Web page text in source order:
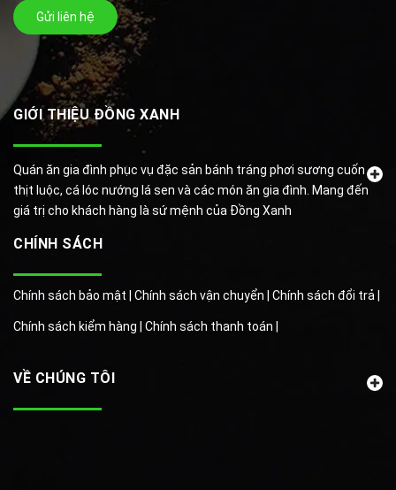
Gửi liên hệ
GIỚI THIỆU ĐỒNG XANH
Quán ăn gia đình phục vụ đặc sản bánh tráng phơi sương cuốn
thịt luộc, cá lóc nướng lá sen và các món ăn gia đình. Mang đến
giá trị cho khách hàng là sứ mệnh của Đồng Xanh
CHÍNH SÁCH
Chính sách bảo mật | Chính sách vận chuyển | Chính sách đổi trả |
Chính sách kiểm hàng | Chính sách thanh toán |
VỀ CHÚNG TÔI